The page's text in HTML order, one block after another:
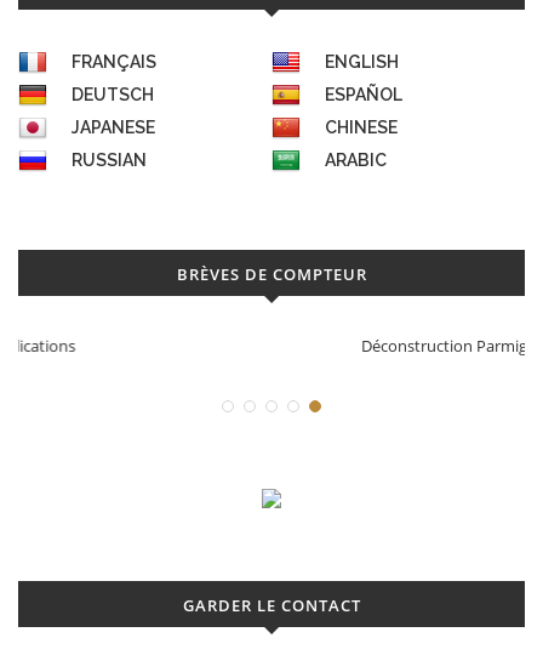
FRANÇAIS
ENGLISH
DEUTSCH
ESPAÑOL
JAPANESE
CHINESE
RUSSIAN
ARABIC
BRÈVES DE COMPTEUR
Déconstruction Parmigiani Fleurier
GARDER LE CONTACT